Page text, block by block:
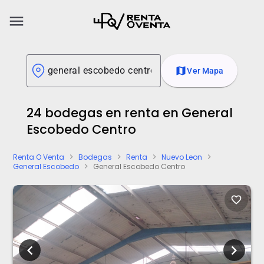
menu
mapVer Mapa
24 bodegas en renta en General
Escobedo Centro
Renta O Venta chevron_right Bodegas chevron_right Renta chevron_right Nuevo Leon chevron_right
General Escobedo chevron_right General Escobedo Centro
favorite_border
chevron_left chevron_right